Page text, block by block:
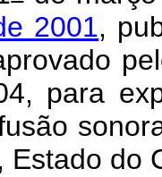
2001,
para
Estado do